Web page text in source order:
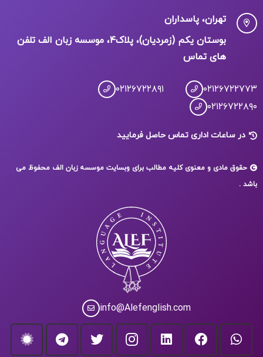
تهران، پاسداران
بوستان یکم (زمردیان)، پلاک۴، موسسه زبان الف تلفن
های تماس
۰۲۱۲۶۷۲۲۷۷۳
۰۲۱۲۶۷۲۲۸۹۱
۰۲۱۲۶۷۲۲۸۹۰
در ساعات اداری تماس حاصل فرمایید
حقوق مادی و معنوی کلیه مطالب برای وبسایت موسسه زبان الف محفوظ می
باشد .
info@Alefenglish.com